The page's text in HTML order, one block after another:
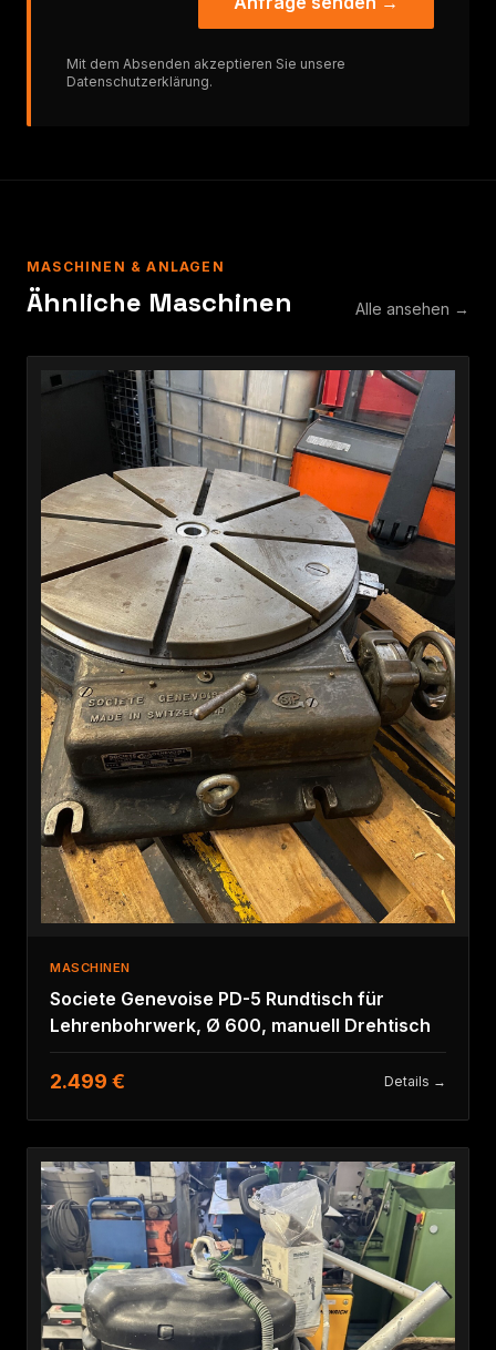
Mit dem Absenden akzeptieren Sie unsere
Datenschutzerklärung.
MASCHINEN & ANLAGEN
Ähnliche Maschinen Alle ansehen →
MASCHINEN
Societe Genevoise PD-5 Rundtisch für
Lehrenbohrwerk, Ø 600, manuell Drehtisch
2.499 € Details →